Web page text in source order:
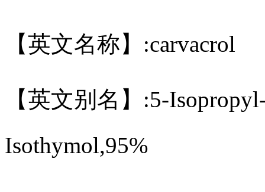
【英文名称】:carvacrol
【英文别名】:5-
Isothymol,95%